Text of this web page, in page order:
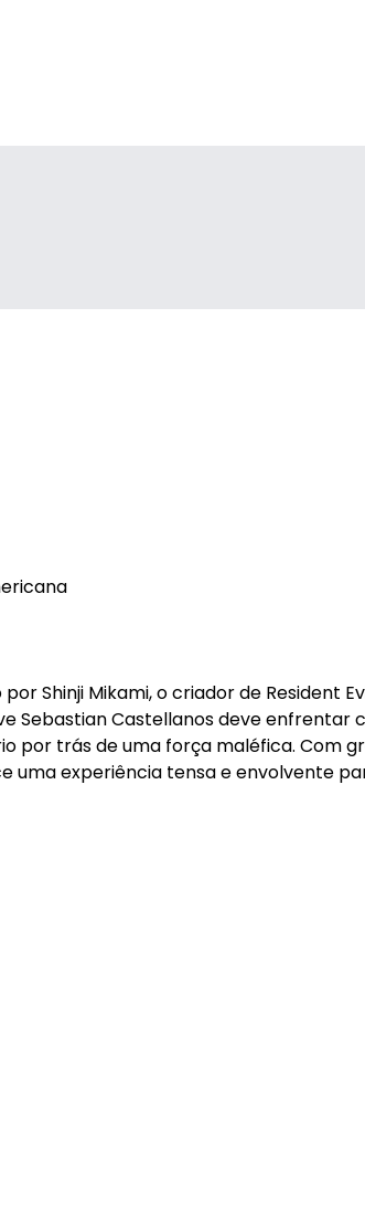
Shinji Mikami, o criador de Resident
Sebastian Castellanos deve enfrentar
por trás de uma força maléfica. Com
uma experiência tensa e envolvente